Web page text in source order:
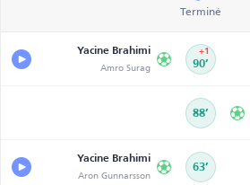
Terminé
Yacine Brahimi
Amro Surag 90’
+1
88’
Yacine Brahimi
Aron Gunnarsson 63’